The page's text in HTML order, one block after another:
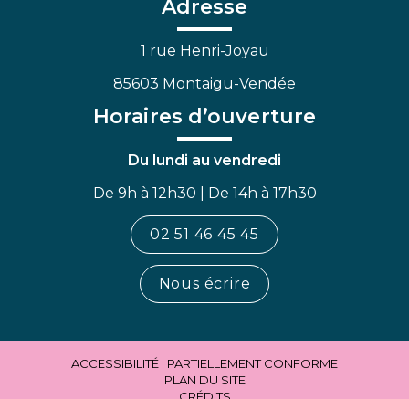
Adresse
1 rue Henri-Joyau
85603 Montaigu-Vendée
Horaires d’ouverture
Du lundi au vendredi
De 9h à 12h30 | De 14h à 17h30
02 51 46 45 45
Nous écrire
ACCESSIBILITÉ : PARTIELLEMENT CONFORME
PLAN DU SITE